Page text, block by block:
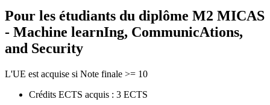
Pour les étudiants du diplôme M2 MICAS
- Machine learnIng, CommunicAtions,
and Security
L'UE est acquise si Note finale >= 10
Crédits ECTS acquis : 3 ECTS